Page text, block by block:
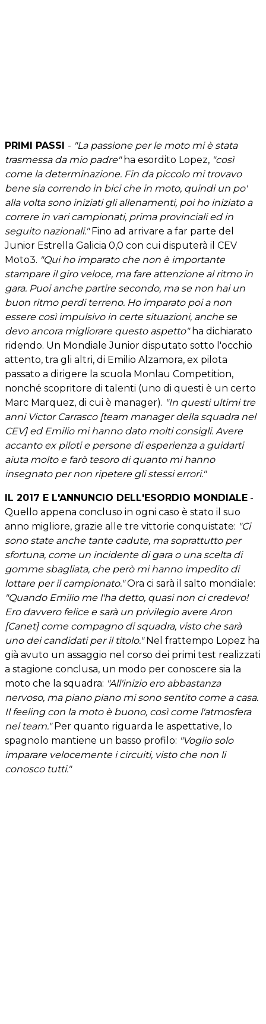
PRIMI PASSI - "La passione per le moto mi è stata
trasmessa da mio padre"ha esordito Lopez, "così
come la determinazione. Fin da piccolo mi trovavo
bene sia correndo in bici che in moto, quindi un po'
alla volta sono iniziati gli allenamenti, poi ho iniziato a
correre in vari campionati, prima provinciali ed in
seguito nazionali."Fino ad arrivare a far parte del
Junior Estrella Galicia 0,0 con cui disputerà il CEV
Moto3. "Qui ho imparato che non è importante
stampare il giro veloce, ma fare attenzione al ritmo in
gara. Puoi anche partire secondo, ma se non hai un
buon ritmo perdi terreno. Ho imparato poi a non
essere così impulsivo in certe situazioni, anche se
devo ancora migliorare questo aspetto"ha dichiarato
ridendo. Un Mondiale Junior disputato sotto l'occhio
attento, tra gli altri, di Emilio Alzamora, ex pilota
passato a dirigere la scuola Monlau Competition,
nonché scopritore di talenti (uno di questi è un certo
Marc Marquez, di cui è manager). "In questi ultimi tre
anni Victor Carrasco [team manager della squadra nel
CEV] ed Emilio mi hanno dato molti consigli. Avere
accanto ex piloti e persone di esperienza a guidarti
aiuta molto e farò tesoro di quanto mi hanno
insegnato per non ripetere gli stessi errori."
IL 2017 E L'ANNUNCIO DELL'ESORDIO MONDIALE -
Quello appena concluso in ogni caso è stato il suo
anno migliore, grazie alle tre vittorie conquistate: "Ci
sono state anche tante cadute, ma soprattutto per
sfortuna, come un incidente di gara o una scelta di
gomme sbagliata, che però mi hanno impedito di
lottare per il campionato."Ora ci sarà il salto mondiale:
"Quando Emilio me l'ha detto, quasi non ci credevo!
Ero davvero felice e sarà un privilegio avere Aron
[Canet] come compagno di squadra, visto che sarà
uno dei candidati per il titolo."Nel frattempo Lopez ha
già avuto un assaggio nel corso dei primi test realizzati
a stagione conclusa, un modo per conoscere sia la
moto che la squadra: "All'inizio ero abbastanza
nervoso, ma piano piano mi sono sentito come a casa.
Il feeling con la moto è buono, così come l'atmosfera
nel team."Per quanto riguarda le aspettative, lo
spagnolo mantiene un basso profilo: "Voglio solo
imparare velocemente i circuiti, visto che non li
conosco tutti."